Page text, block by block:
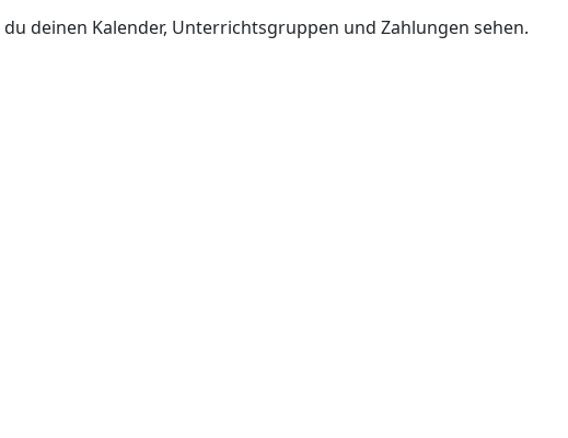
deinen Kalender, Unterrichtsgruppen und Zahlungen sehen.